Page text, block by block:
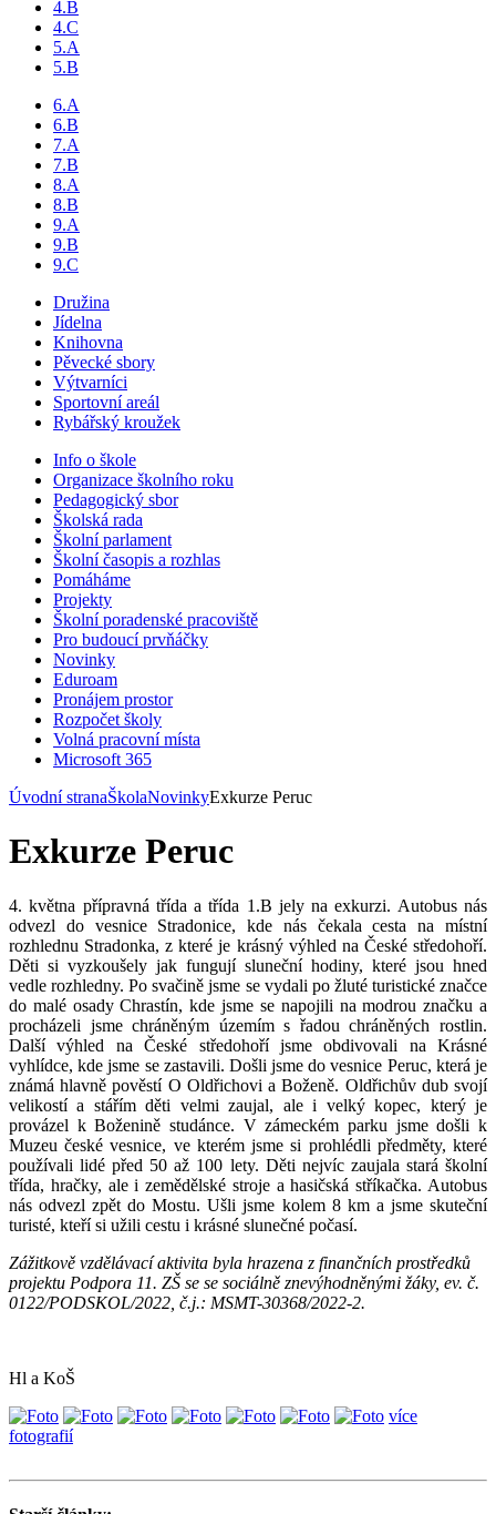
4.B
4.C
5.A
5.B
6.A
6.B
7.A
7.B
8.A
8.B
9.A
9.B
9.C
Družina
Jídelna
Knihovna
Pěvecké sbory
Výtvarníci
Sportovní areál
Rybářský kroužek
Info o škole
Organizace školního roku
Pedagogický sbor
Školská rada
Školní parlament
Školní časopis a rozhlas
Pomáháme
Projekty
Školní poradenské pracoviště
Pro budoucí prvňáčky
Novinky
Eduroam
Pronájem prostor
Rozpočet školy
Volná pracovní místa
Microsoft 365
Úvodní stranaŠkolaNovinkyExkurze Peruc
Exkurze Peruc
4. května přípravná třída a třída 1.B jely na exkurzi. Autobus nás
odvezl do vesnice Stradonice, kde nás čekala cesta na místní
rozhlednu Stradonka, z které je krásný výhled na České středohoří.
Děti si vyzkoušely jak fungují sluneční hodiny, které jsou hned
vedle rozhledny. Po svačině jsme se vydali po žluté turistické značce
do malé osady Chrastín, kde jsme se napojili na modrou značku a
procházeli jsme chráněným územím s řadou chráněných rostlin.
Další výhled na České středohoří jsme obdivovali na Krásné
vyhlídce, kde jsme se zastavili. Došli jsme do vesnice Peruc, která je
známá hlavně pověstí O Oldřichovi a Boženě. Oldřichův dub svojí
velikostí a stářím děti velmi zaujal, ale i velký kopec, který je
provázel k Boženině studánce. V zámeckém parku jsme došli k
Muzeu české vesnice, ve kterém jsme si prohlédli předměty, které
používali lidé před 50 až 100 lety. Děti nejvíc zaujala stará školní
třída, hračky, ale i zemědělské stroje a hasičská stříkačka. Autobus
nás odvezl zpět do Mostu. Ušli jsme kolem 8 km a jsme skuteční
turisté, kteří si užili cestu i krásné slunečné počasí.
Zážitkově vzdělávací aktivita byla hrazena z finančních prostředků
projektu Podpora 11. ZŠ se se sociálně znevýhodněnými žáky, ev. č.
0122/PODSKOL/2022, č.j.: MSMT-30368/2022-2.
Hl a KoŠ
více
fotografií